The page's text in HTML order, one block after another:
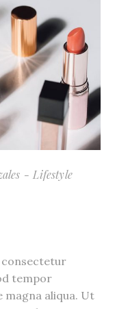
Lifestyle
tempor
aliqua. Ut